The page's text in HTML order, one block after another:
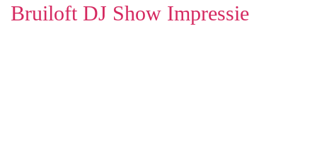
Bruiloft DJ Show Impressie